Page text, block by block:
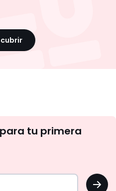
te
tu
para tu primera
OK